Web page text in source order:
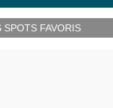
SPOTS FAVORIS